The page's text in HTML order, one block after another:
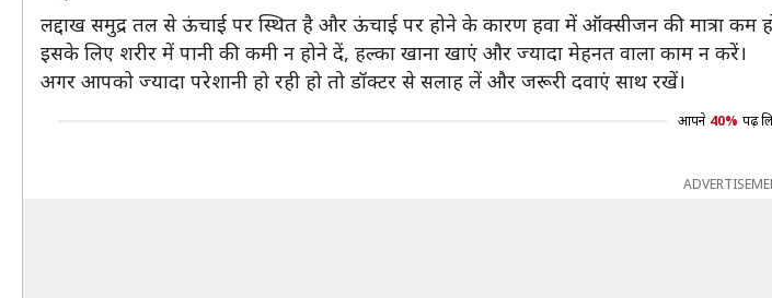
लद्दाख समुद्र तल से ऊंचाई पर स्थित है और ऊंचाई पर होने के कारण हवा में ऑक्सीजन की मात्रा कम
इसके लिए शरीर में पानी की कमी न होने दें, हल्का खाना खाएं और ज्यादा मेहनत वाला काम न करें।
अगर आपको ज्यादा परेशानी हो रही हो तो डॉक्टर से सलाह लें और जरूरी दवाएं साथ रखें।
आपने 40% पढ़